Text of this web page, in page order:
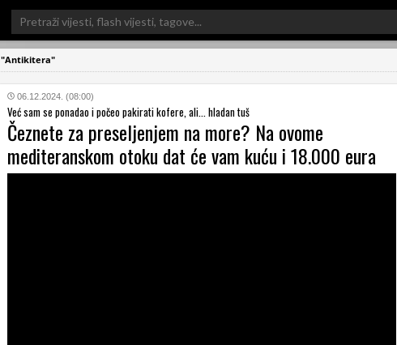
Search
for:
"Antikitera"
06.12.2024. (08:00)
Već sam se ponadao i počeo pakirati kofere, ali... hladan tuš
Čeznete za preseljenjem na more? Na ovome
mediteranskom otoku dat će vam kuću i 18.000 eura